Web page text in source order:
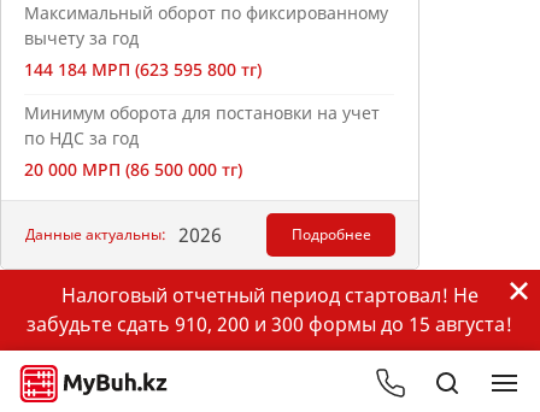
Максимальный оборот по фиксированному
вычету за год
144 184 МРП (623 595 800 тг)
Минимум оборота для постановки на учет
по НДС за год
20 000 МРП (86 500 000 тг)
Данные актуальны: 2026 Подробнее
Налоговый отчетный период стартовал! Не
забудьте сдать 910, 200 и 300 формы до 15 августа!